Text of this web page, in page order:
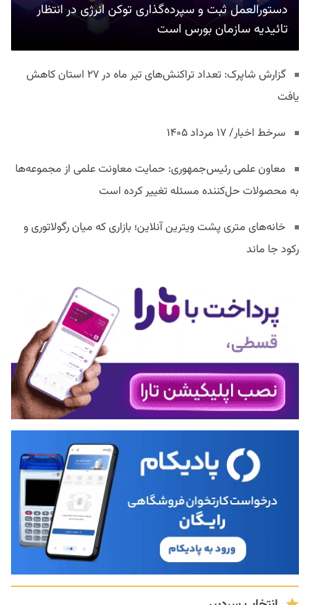
دستورالعمل ثبت و سپرده‌گذاری توکن انرژی در انتظار
تائیدیه سازمان بورس است
گزارش شاپرک: تعداد تراکنش‌های تیر ماه در ۲۷ استان‌ کاهش
یافت
سرخط اخبار/ ۱۷ مرداد ۱۴۰۵
معاون علمی رئیس‌جمهوری: حمایت معاونت علمی از مجموعه‌ها
به محصولات حل‌کننده مسئله تغییر کرده است
خانه‌های متری پشت ویترین آنلاین؛ بازاری که میان رگولاتوری و
رکود جا ماند